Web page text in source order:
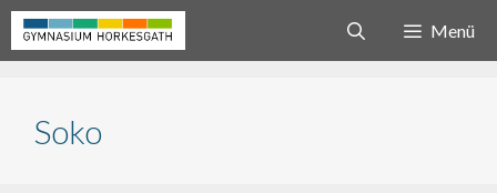
Zum
Inhalt
Menü
Soko